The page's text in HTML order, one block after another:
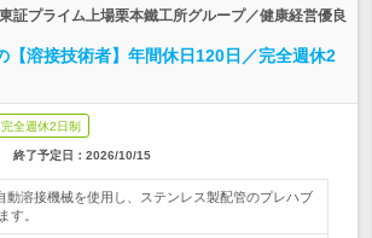
証プライム上場栗本鐵工所グループ／健康経営優良
【溶接技術者】年間休日120日／完全週休2
完全週休2日制
終了予定日： 2026/10/15
動溶接機械を使用し、ステンレス製配管のプレハブ
す。